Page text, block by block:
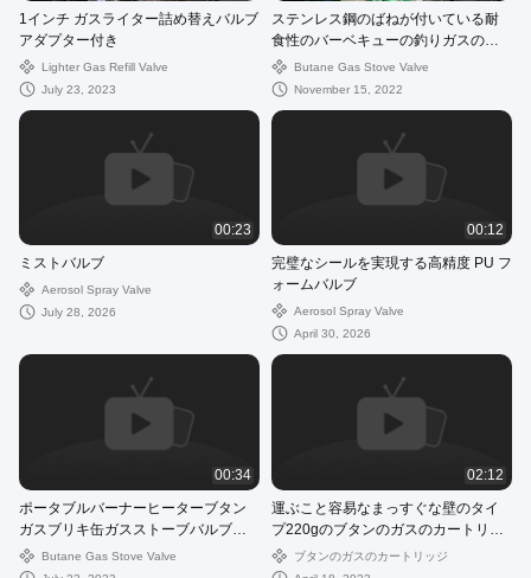
1インチ ガスライター詰め替えバルブ
アダプター付き
Lighter Gas Refill Valve
July 23, 2023
ステンレス鋼のばねが付いている耐
食性のバーベキューの釣りガスの缶
弁
Butane Gas Stove Valve
November 15, 2022
00:23
ミストバルブ
Aerosol Spray Valve
July 28, 2026
00:12
完璧なシールを実現する高精度 PU フ
ォームバルブ
Aerosol Spray Valve
April 30, 2026
00:34
ポータブルバーナーヒーターブタン
ガスブリキ缶ガスストーブバルブ付
き調理やバーベキュー用
Butane Gas Stove Valve
02:12
運ぶこと容易なまっすぐな壁のタイ
プ220gのブタンのガスのカートリッ
ジ
ブタンのガスのカートリッジ